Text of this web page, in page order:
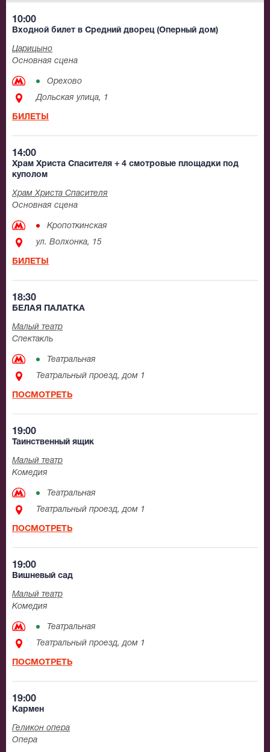
10:00
Входной билет в Средний дворец (Оперный дом)
Царицыно
Основная сцена
Орехово
Дольская улица, 1
БИЛЕТЫ
14:00
Храм Христа Спасителя + 4 смотровые площадки под
куполом
Храм Христа Спасителя
Основная сцена
Кропоткинская
ул. Волхонка, 15
БИЛЕТЫ
18:30
БЕЛАЯ ПАЛАТКА
Малый театр
Спектакль
Театральная
Театральный проезд, дом 1
ПОСМОТРЕТЬ
19:00
Таинственный ящик
Малый театр
Комедия
Театральная
Театральный проезд, дом 1
ПОСМОТРЕТЬ
19:00
Вишневый сад
Малый театр
Комедия
Театральная
Театральный проезд, дом 1
ПОСМОТРЕТЬ
19:00
Кармен
Геликон опера
Опера